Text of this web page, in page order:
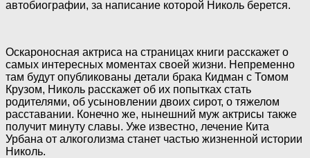
автобиографии, за написание которой Николь берется.
Оскароносная актриса на страницах книги расскажет о
самых интересных моментах своей жизни. Непременно
там будут опубликованы детали брака Кидман с Томом
Крузом, Николь расскажет об их попытках стать
родителями, об усыновлении двоих сирот, о тяжелом
расставании. Конечно же, нынешний муж актрисы также
получит минуту славы. Уже известно, лечение Кита
Урбана от алкоголизма станет частью жизненной истории
Николь.